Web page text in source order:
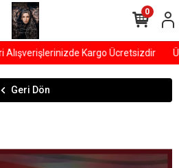
Kargo Ücretsizdir
0
Geri Dön